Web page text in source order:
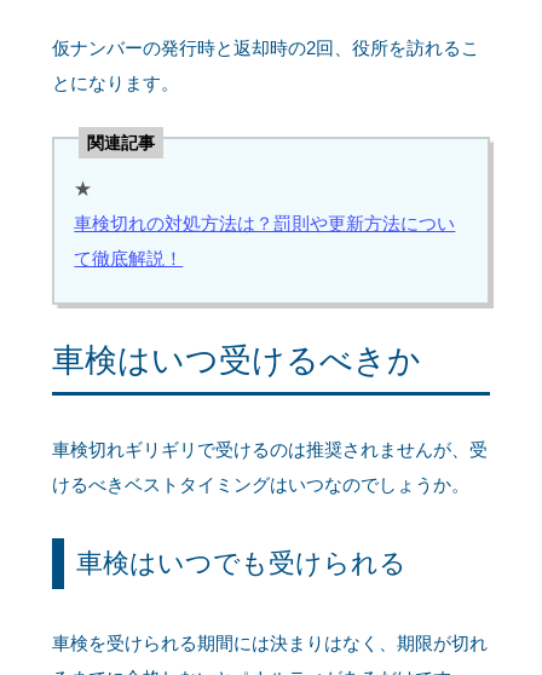
仮ナンバーの発行時と返却時の2回、役所を訪れるこ
とになります。
関連記事
★
車検切れの対処方法は？罰則や更新方法につい
て徹底解説！
車検はいつ受けるべきか
車検切れギリギリで受けるのは推奨されませんが、受
けるべきベストタイミングはいつなのでしょうか。
車検はいつでも受けられる
車検を受けられる期間には決まりはなく、期限が切れ